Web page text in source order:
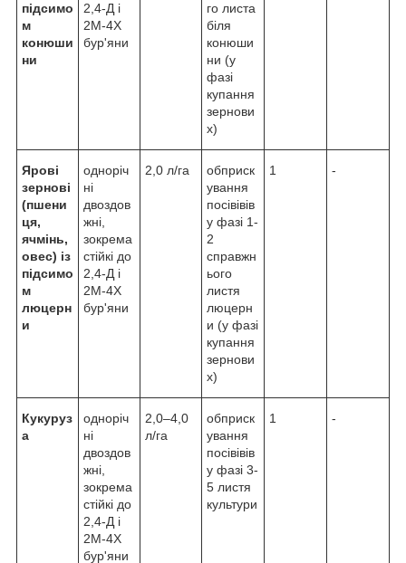
підсимо
м
конюши
ни
2,4-Д і
2М-4Х
бур'яни
го листа
біля
конюши
ни (у
фазі
купання
зернови
х)
Ярові
зернові
(пшени
ця,
ячмінь,
овес) із
підсимо
м
люцерн
и
одноріч
ні
двоздов
жні,
зокрема
стійкі до
2,4-Д і
2М-4Х
бур'яни
2,0 л/га
обприск
ування
посівівів
у фазі 1-
2
справжн
ього
листя
люцерн
и (у фазі
купання
зернови
х)
1 -
Кукуруз
а
одноріч
ні
двоздов
жні,
зокрема
стійкі до
2,4-Д і
2М-4Х
бур'яни
2,0–4,0
л/га
обприск
ування
посівівів
у фазі 3-
5 листя
культури
1 -